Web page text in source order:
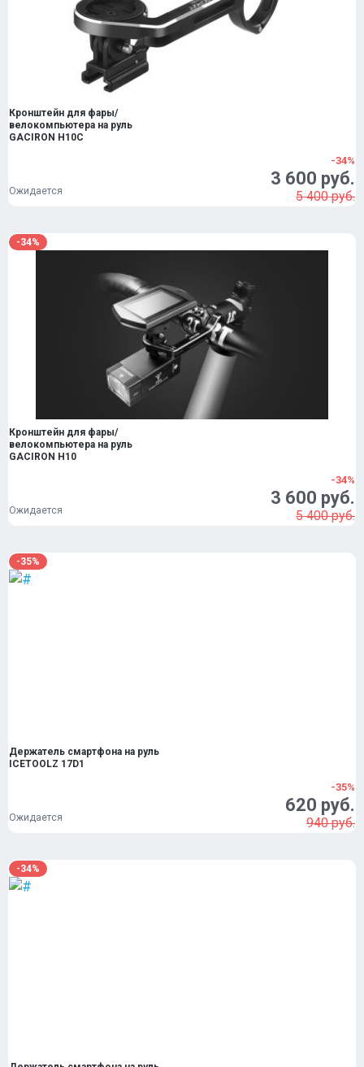
Кронштейн для фары/
велокомпьютера на руль
GACIRON H10C
Ожидается
-34%
3 600 руб.
5 400 руб.
-34%
Кронштейн для фары/
велокомпьютера на руль
GACIRON H10
Ожидается
-34%
3 600 руб.
5 400 руб.
-35%
Держатель смартфона на руль
ICETOOLZ 17D1
Ожидается
-35%
620 руб.
940 руб.
-34%